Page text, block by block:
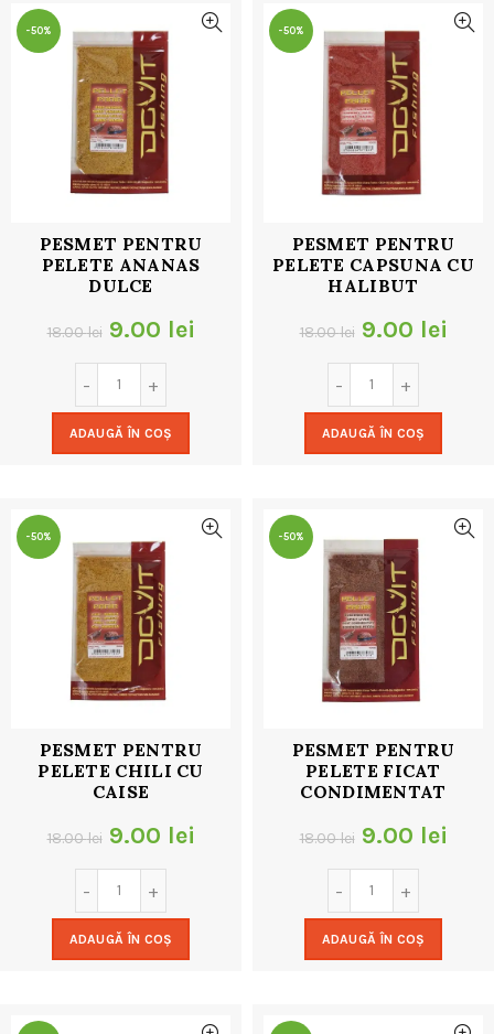
-50%
PESMET PENTRU
PELETE ANANAS
DULCE
18.00lei Prețul
inițial
a
fost:
9.00 lei
ADAUGĂ ÎN COȘ
-50%
PESMET PENTRU
PELETE CAPSUNA CU
HALIBUT
18.00lei Prețul
inițial
a
fost:
9.00 lei
ADAUGĂ ÎN COȘ
-50%
PESMET PENTRU
PELETE CHILI CU
CAISE
18.00lei Prețul
inițial
a
fost:
9.00 lei
ADAUGĂ ÎN COȘ
-50%
PESMET PENTRU
PELETE FICAT
CONDIMENTAT
18.00lei Prețul
inițial
a
fost:
9.00 lei
ADAUGĂ ÎN COȘ